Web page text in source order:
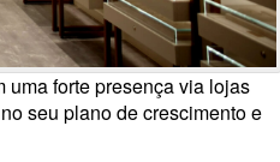
uma forte presença via lojas
seu plano de crescimento e